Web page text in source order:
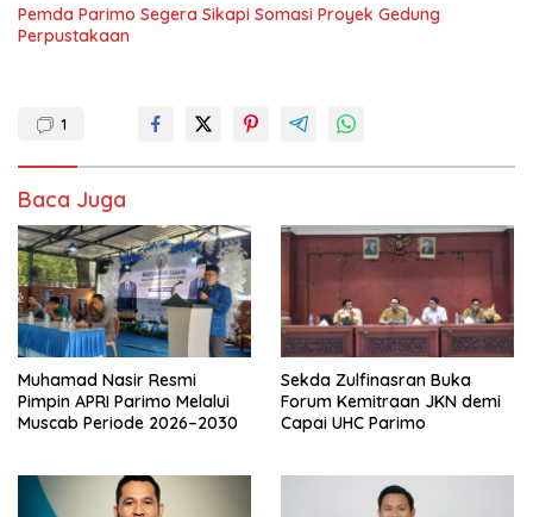
Pemda Parimo Segera Sikapi Somasi Proyek Gedung
Perpustakaan
1
Baca Juga
Muhamad Nasir Resmi
Pimpin APRI Parimo Melalui
Muscab Periode 2026–2030
Sekda Zulfinasran Buka
Forum Kemitraan JKN demi
Capai UHC Parimo